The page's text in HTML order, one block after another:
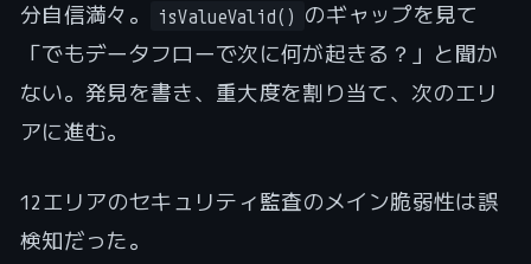
分自信満々。
isValueValid() のギャップを見て
「でもデータフローで次に何が起きる？」と聞か
ない。発見を書き、重大度を割り当て、次のエリ
アに進む。
12エリアのセキュリティ監査のメイン脆弱性は誤
検知だった。